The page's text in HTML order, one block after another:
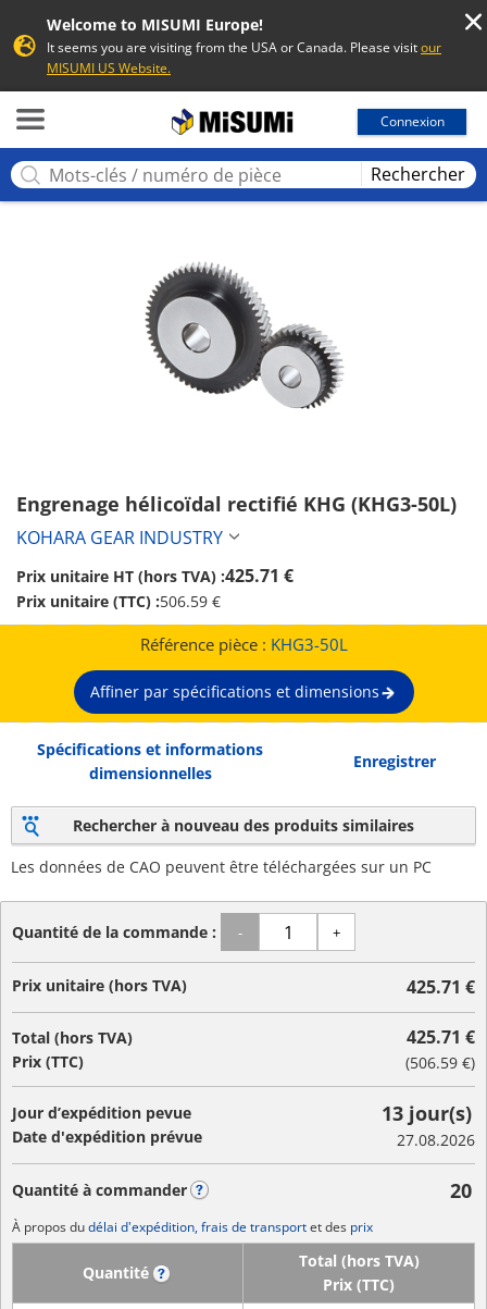
Welcome to MISUMI Europe!
It seems you are visiting from the USA or Canada. Please visitour
MISUMI US Website.
Connexion
Rechercher
Engrenage hélicoïdal rectifié KHG (KHG3-50L)
KOHARA GEAR INDUSTRY
Prix unitaire HT (hors TVA) :425.71 €
Prix unitaire (TTC) :506.59 €
Référence pièce : KHG3-50L
Affiner par spécifications et dimensions
Spécifications et informations
dimensionnelles
Enregistrer
Rechercher à nouveau des produits similaires
Les données de CAO peuvent être téléchargées sur un PC
Quantité de la commande : - +
Prix unitaire (hors TVA) 425.71 €
Total (hors TVA)
Prix (TTC)
425.71 €
(506.59 €)
Jour d’expédition pevue
Date d'expédition prévue
13 jour(s)
27.08.2026
Quantité à commander 20
À propos dudélai d'expédition, frais de transportet des prix
Quantité
Total (hors TVA)
Prix (TTC)